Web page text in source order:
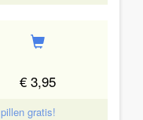
€ 3,95
gratis!